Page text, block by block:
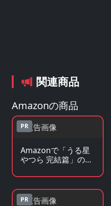
関連商品
Amazonの商品
PR
Amazonで「うる星
やつら 完結篇」の
PR